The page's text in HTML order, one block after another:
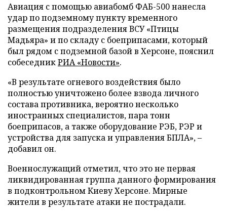
Авиация с помощью авиабомб ФАБ-500 нанесла
удар по подземному пункту временного
размещения подразделения ВСУ «Птицы
Мадьяра» и по складу с боеприпасами, который
был рядом с подземной базой в Херсоне, пояснил
собеседникРИА «Новости».
«В результате огневого воздействия было
полностью уничтожено более взвода личного
состава противника, вероятно несколько
иностранных специалистов, пара тонн
боеприпасов, а также оборудование РЭБ, РЭР и
устройства для запуска и управления БПЛА», –
добавил он.
Военнослужащий отметил, что это не первая
ликвидированная группа данного формирования
в подконтрольном Киеву Херсоне. Мирные
жители в результате атаки не пострадали.